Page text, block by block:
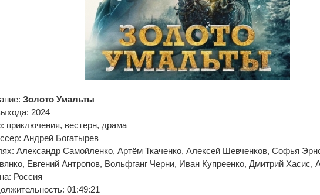
Золото Умальты
2024
приключения, вестерн, драма
Андрей Богатырев
Александр Самойленко, Артём Ткаченко, Алексей Шевченков, Софья
Евгений Антропов, Вольфганг Черни, Иван Купреенко, Дмитрий Хасис,
Россия
01:49:21